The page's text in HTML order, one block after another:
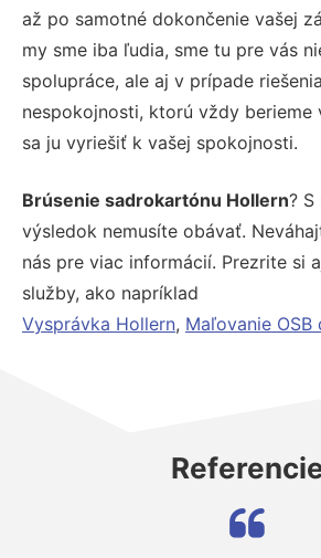
až po samotné dokončenie vašej
my sme iba ľudia, sme tu pre vás
spolupráce, ale aj v prípade
nespokojnosti, ktorú vždy berieme
sa ju vyriešiť k vašej spokojnosti.
Brúsenie sadrokartónu Hollern? S
výsledok nemusíte obávať.
nás pre viac informácií. Prezrite si
služby, ako napríklad
Vysprávka Hollern, Maľovanie